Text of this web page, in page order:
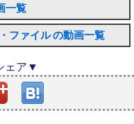
一覧
ファイル の動画一覧
ェア▼